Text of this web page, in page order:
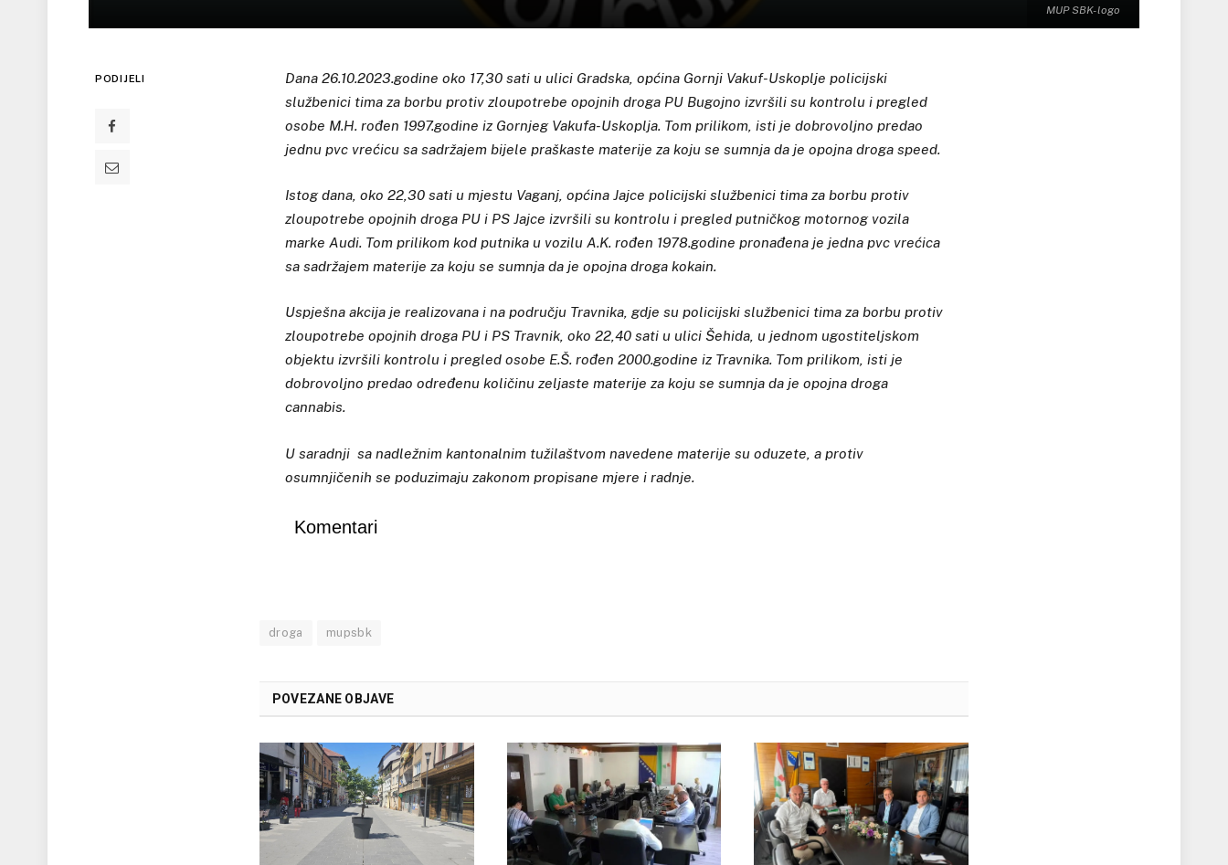
MUP SBK- logo
PODIJELI
Dana 26.10.2023.godine oko 17,30 sati u ulici Gradska, općina Gornji Vakuf-Uskoplje policijski
službenici tima za borbu protiv zloupotrebe opojnih droga PU Bugojno izvršili su kontrolu i pregled
osobe M.H. rođen 1997.godine iz Gornjeg Vakufa-Uskoplja. Tom prilikom, isti je dobrovoljno predao
jednu pvc vrećicu sa sadržajem bijele praškaste materije za koju se sumnja da je opojna droga speed.
Istog dana, oko 22,30 sati u mjestu Vaganj, općina Jajce policijski službenici tima za borbu protiv
zloupotrebe opojnih droga PU i PS Jajce izvršili su kontrolu i pregled putničkog motornog vozila
marke Audi. Tom prilikom kod putnika u vozilu A.K. rođen 1978.godine pronađena je jedna pvc vrećica
sa sadržajem materije za koju se sumnja da je opojna droga kokain.
Uspješna akcija je realizovana i na području Travnika, gdje su policijski službenici tima za borbu protiv
zloupotrebe opojnih droga PU i PS Travnik, oko 22,40 sati u ulici Šehida, u jednom ugostiteljskom
objektu izvršili kontrolu i pregled osobe E.Š. rođen 2000.godine iz Travnika. Tom prilikom, isti je
dobrovoljno predao određenu količinu zeljaste materije za koju se sumnja da je opojna droga
cannabis.
U saradnji sa nadležnim kantonalnim tužilaštvom navedene materije su oduzete, a protiv
osumnjičenih se poduzimaju zakonom propisane mjere i radnje.
Komentari
droga mupsbk
POVEZANE OBJAVE